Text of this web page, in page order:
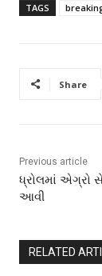
TAGS
Share
Previous article
ધ્રોલમાં એગ્રો
આવી
RELATED